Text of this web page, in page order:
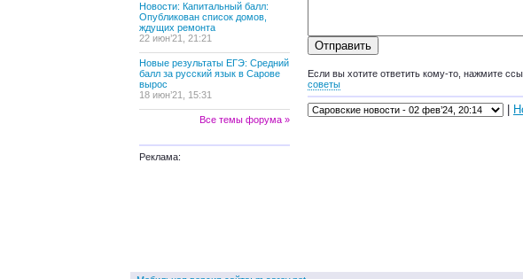
Новости: Капитальный балл:
Опубликован список домов,
ждущих ремонта
22 июн’21, 21:21
Новые результаты ЕГЭ: Средний
балл за русский язык в Сарове
вырос
18 июн’21, 15:31
Все темы форума »
Реклама:
Если вы хотите ответить кому-то, нажмите
советы